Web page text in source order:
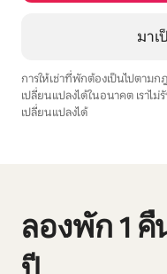
มา
การให้เช่าที่พักต้องเป็นไปตาม
เปลี่ยนแปลงได้ในอนาคต เราไ
เปลี่ยนแปลงได้
ลองพัก 1 คื
แสดง 0 จาก 0 รายการ